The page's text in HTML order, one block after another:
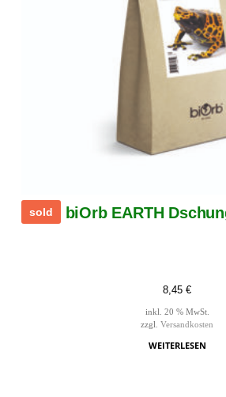
sold biOrb EARTH
8,45 €
inkl. 20 % MwSt.
zzgl. Versandkosten
WEITERLESEN